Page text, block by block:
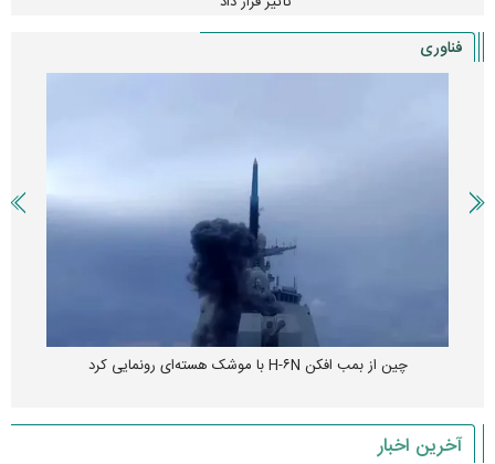
فناوری
چین از بمب افکن H-۶N با موشک هسته‌ای رونمایی کرد
آخرین اخبار